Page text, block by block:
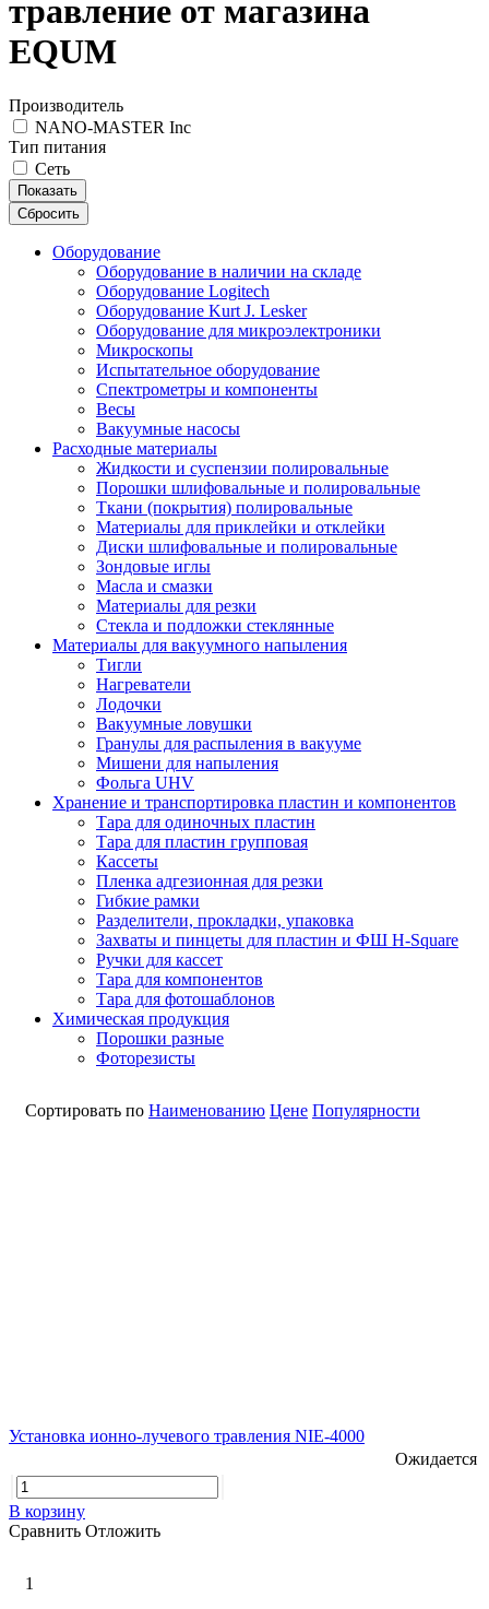
травление от магазина
EQUM
Производитель
NANO-MASTER Inc
Тип питания
Сеть
Показать
Сбросить
Оборудование
Оборудование в наличии на складе
Оборудование Logitech
Оборудование Kurt J. Lesker
Оборудование для микроэлектроники
Микроскопы
Испытательное оборудование
Спектрометры и компоненты
Весы
Вакуумные насосы
Расходные материалы
Жидкости и суспензии полировальные
Порошки шлифовальные и полировальные
Ткани (покрытия) полировальные
Материалы для приклейки и отклейки
Диски шлифовальные и полировальные
Зондовые иглы
Масла и смазки
Материалы для резки
Стекла и подложки стеклянные
Материалы для вакуумного напыления
Тигли
Нагреватели
Лодочки
Вакуумные ловушки
Гранулы для распыления в вакууме
Мишени для напыления
Фольга UHV
Хранение и транспортировка пластин и компонентов
Тара для одиночных пластин
Тара для пластин групповая
Кассеты
Пленка адгезионная для резки
Гибкие рамки
Разделители, прокладки, упаковка
Захваты и пинцеты для пластин и ФШ H-Square
Ручки для кассет
Тара для компонентов
Тара для фотошаблонов
Химическая продукция
Порошки разные
Фоторезисты
Сортировать по Наименованию Цене Популярности
Установка ионно-лучевого травления NIE-4000
Ожидается
В корзину
Сравнить Отложить
1